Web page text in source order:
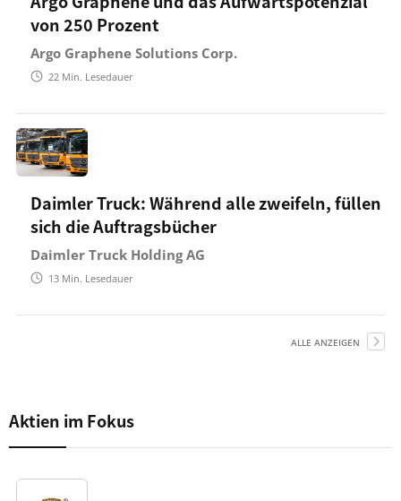
von 250 Prozent
Argo Graphene Solutions Corp.
22 Min. Lesedauer
Daimler Truck: Während alle zweifeln, füllen
sich die Auftragsbücher
Daimler Truck Holding AG
13 Min. Lesedauer
ALLE ANZEIGEN
Aktien im Fokus